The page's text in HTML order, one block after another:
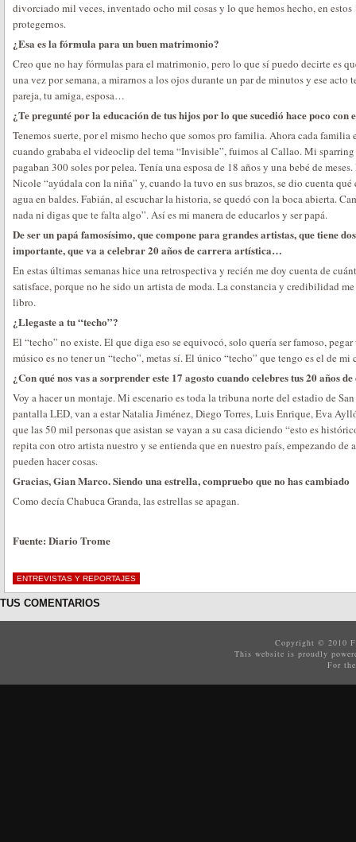
divorciado mil veces, inventado ocho mil cosas y lo que hemos hecho, en estos
protegernos.
¿Esa es la fórmula para un buen matrimonio?
Creo que no hay fórmulas para el matrimonio, pero lo que sí puedo decirte es
una vez por semana, a mirarnos a los ojos durante un par de minutos y ese acto
pareja, tu amiga, esposa…
¿Te pregunté por la educación de tus hijos por lo que sucedió hace poco
Tenemos suerte, por el mismo hecho que somos pro familia. Ahora cada familia
cuando grababa el videoclip del tema “Invisible”, fuimos al Callao. Mi
pagaban 300 soles por pelea. Tenía una esposa de 18 años y una bebé de
Nicole “ayúdala con la niña” y, cuando la tuvo en sus brazos, se dio cuenta
agua en baldes. Fabián, al escuchar la historia, se quedó con la boca abierta.
nada ni digas que te falta algo”. Así es mi manera de educarlos y ser papá.
De ser un papá famosísimo, que compone para grandes artistas, que tiene
importante, que va a celebrar 20 años de carrera artística…
En estas últimas semanas hice una retrospectiva y recién me doy cuenta de
satisface, porque no he sido un artista de moda. La constancia y credibilidad
libro.
¿Llegaste a tu “techo”?
El “techo” no existe. El que diga eso se equivocó, solo quería ser famoso, pegar
músico es no tener un “techo”, metas sí. El único “techo” que tengo es el de mi
¿Con qué nos vas a sorprender este 17 agosto cuando celebres tus 20 años
Voy a hacer un montaje. Mi escenario es toda la tribuna norte del estadio de
pantalla LED, van a estar Natalia Jiménez, Diego Torres, Luis Enrique, Eva
que las 50 mil personas que asistan se vayan a su casa diciendo “esto es
repita con otro artista nuestro y se entienda que en nuestro país, empezando
pueden hacer cosas.
Gracias, Gian Marco. Siendo una estrella, compruebo que no has cambiado
Como decía Chabuca Granda, las estrellas se apagan.
Fuente: Diario Trome
ENTREVISTAS Y REPORTAJES
TUS COMENTARIOS
Copyright © 2010
This website is proudly
For